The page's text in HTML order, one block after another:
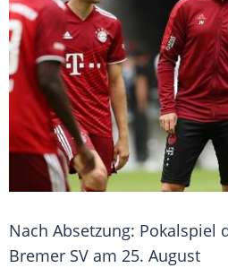
Nach Absetzung: Pokalspiel
Bremer SV am 25. August